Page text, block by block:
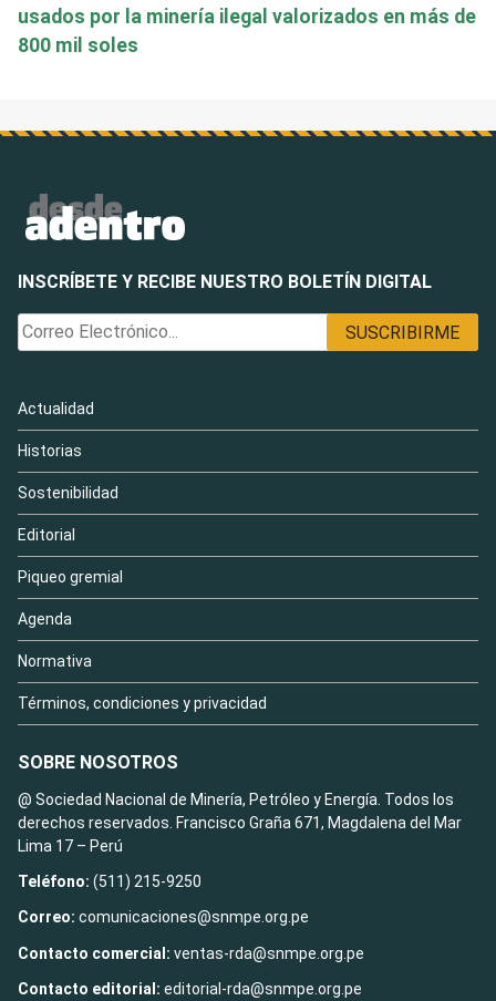
usados por la minería ilegal valorizados en más de
800 mil soles
INSCRÍBETE Y RECIBE NUESTRO BOLETÍN DIGITAL
Actualidad
Historias
Sostenibilidad
Editorial
Piqueo gremial
Agenda
Normativa
Términos, condiciones y privacidad
SOBRE NOSOTROS
@ Sociedad Nacional de Minería, Petróleo y Energía. Todos los
derechos reservados. Francisco Graña 671, Magdalena del Mar
Lima 17 – Perú
Teléfono: (511) 215-9250
Correo: comunicaciones@snmpe.org.pe
Contacto comercial: ventas-rda@snmpe.org.pe
Contacto editorial: editorial-rda@snmpe.org.pe